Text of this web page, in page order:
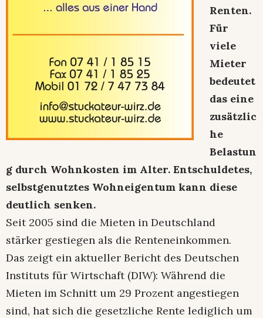
Renten.
Für
viele
Mieter
bedeutet
das eine
zusätzlic
he
Belastun
g durch Wohnkosten im Alter. Entschuldetes,
selbstgenutztes Wohneigentum kann diese
deutlich senken.
Seit 2005 sind die Mieten in Deutschland
stärker gestiegen als die Renteneinkommen.
Das zeigt ein aktueller Bericht des Deutschen
Instituts für Wirtschaft (DIW): Während die
Mieten im Schnitt um 29 Prozent angestiegen
sind, hat sich die gesetzliche Rente lediglich um